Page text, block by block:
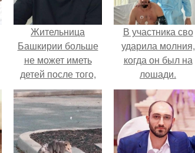
Жительница
Башкирии больше
не может иметь
детей после того,
как медики сделали
ей аборт на шестом
месяце
беременности и
оставили в матке
В участника сво
ударила молния,
когда он был на
лошади.